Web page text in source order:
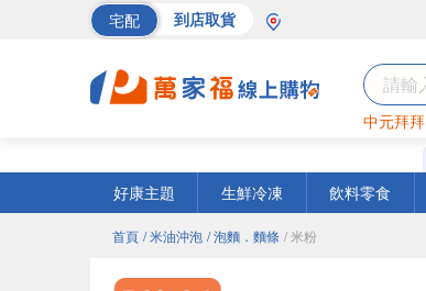
宅配 到店取貨
中元拜拜
好康主題
生鮮冷凍 飲料零食
首頁 / 米油沖泡 / 泡麵．麵條 / 米粉